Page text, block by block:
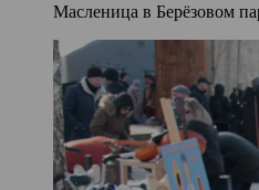
Масленица в Берёзовом